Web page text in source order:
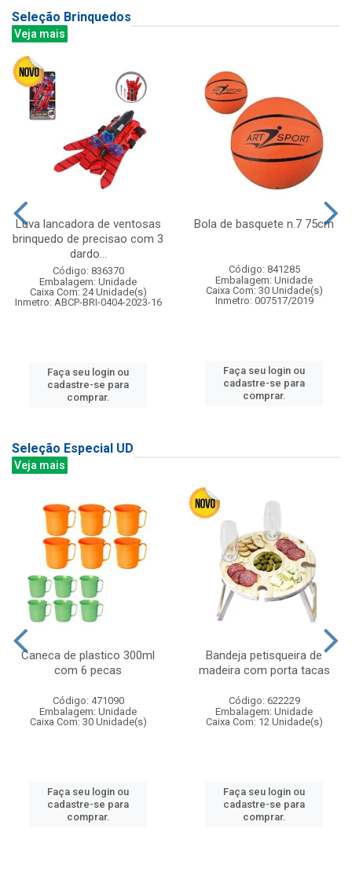
Seleção Brinquedos
Veja mais
Luva lancadora de ventosas
brinquedo de precisao com 3
dardo...
Código: 836370
Embalagem: Unidade
Caixa Com: 24 Unidade(s)
Inmetro: ABCP-BRI-0404-2023-16
Faça seu login ou
cadastre-se para
comprar.
Bola de basquete n.7 75cm
Código: 841285
Embalagem: Unidade
Caixa Com: 30 Unidade(s)
Inmetro: 007517/2019
Faça seu login ou
cadastre-se para
comprar.
Seleção Especial UD
Veja mais
Caneca de plastico 300ml
com 6 pecas
Código: 471090
Embalagem: Unidade
Caixa Com: 30 Unidade(s)
Faça seu login ou
cadastre-se para
comprar.
Bandeja petisqueira de
madeira com porta tacas
Código: 622229
Embalagem: Unidade
Caixa Com: 12 Unidade(s)
Faça seu login ou
cadastre-se para
comprar.